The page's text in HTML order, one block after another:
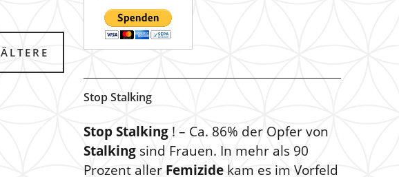
ÄLTERE
Stop Stalking
Stop Stalking! – Ca. 86% der Opfer von
Stalkingsind Frauen. In mehr als 90
Prozent aller Femizidekam es im Vorfeld